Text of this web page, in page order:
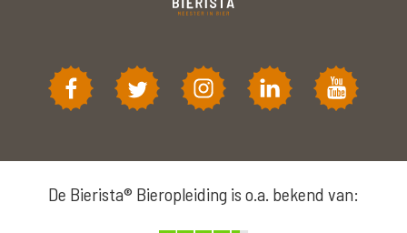
De Bierista® Bieropleiding is o.a. bekend van: